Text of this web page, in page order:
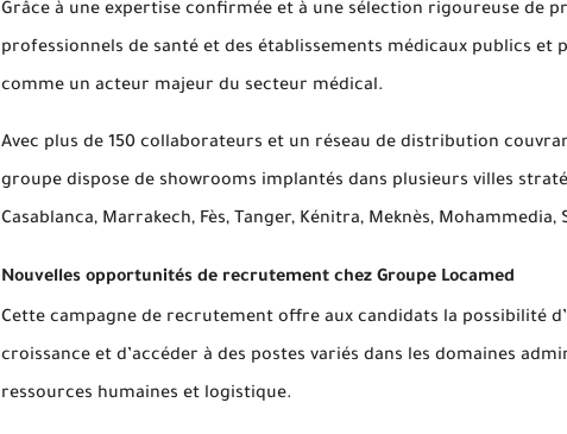
Grâce à une expertise confirmée et à une sélection rigoureuse de
professionnels de santé et des établissements médicaux publics et
comme un acteur majeur du secteur médical.
Avec plus de 150 collaborateurs et un réseau de distribution
groupe dispose de showrooms implantés dans plusieurs villes
Casablanca, Marrakech, Fès, Tanger, Kénitra, Meknès,
Nouvelles opportunités de recrutement chez Groupe Locamed
Cette campagne de recrutement offre aux candidats la possibilité
croissance et d’accéder à des postes variés dans les domaines
ressources humaines et logistique.